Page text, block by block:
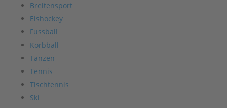
Breitensport
Eishockey
Fussball
Korbball
Tanzen
Tennis
Tischtennis
Ski